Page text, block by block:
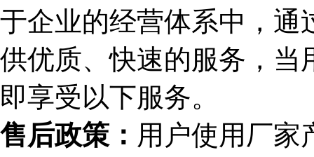
于企业的经营体系中，通
供优质、快速的服务，当
即享受以下服务。
售后政策： 用户使用厂家